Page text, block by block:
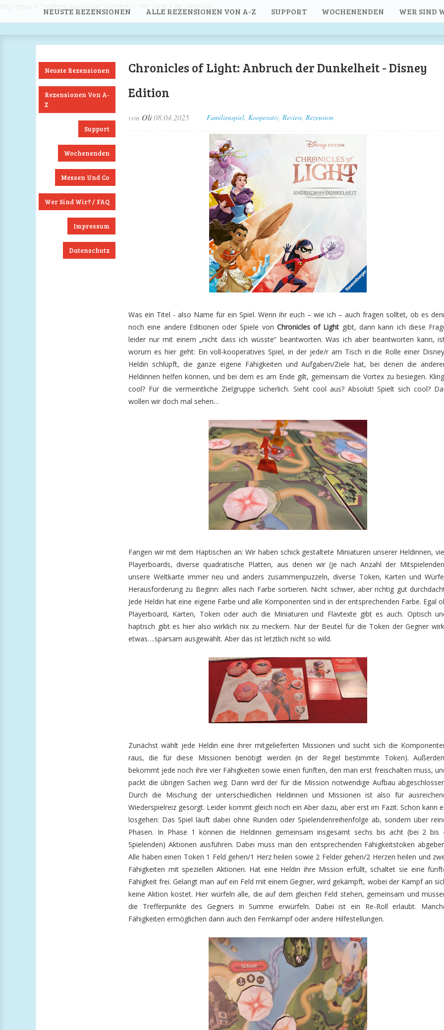
NEUSTE REZENSIONEN ALLE REZENSIONEN VON A-Z SUPPORT WOCHENENDEN WER SIND
Neuste Rezensionen
Rezensionen Von A-
Z
Support
Wochenenden
Messen Und Co
Wer Sind Wir? / FAQ
Impressum
Datenschutz
Chronicles of Light: Anbruch der Dunkelheit - Disney
Edition
von Oli08.04.2025 Familienspiel, Kooperativ, Review, Rezension
Was ein Titel - also Name für ein Spiel. Wenn ihr euch – wie ich – auch fragen solltet, ob es
noch eine andere Editionen oder Spiele von Chronicles of Light gibt, dann kann ich diese
leider nur mit einem „nicht dass ich wüsste“ beantworten. Was ich aber beantworten kann,
worum es hier geht: Ein voll-kooperatives Spiel, in der jede/r am Tisch in die Rolle einer
Heldin schlüpft, die ganze eigene Fähigkeiten und Aufgaben/Ziele hat, bei denen die
Heldinnen helfen können, und bei dem es am Ende gilt, gemeinsam die Vortex zu besiegen.
cool? Für die vermeintliche Zielgruppe sicherlich. Sieht cool aus? Absolut! Spielt sich cool?
wollen wir doch mal sehen…
Fangen wir mit dem Haptischen an: Wir haben schick gestaltete Miniaturen unserer Heldinnen,
Playerboards, diverse quadratische Platten, aus denen wir (je nach Anzahl der
unsere Weltkarte immer neu und anders zusammenpuzzeln, diverse Token, Karten und
Herausforderung zu Beginn: alles nach Farbe sortieren. Nicht schwer, aber richtig gut
Jede Heldin hat eine eigene Farbe und alle Komponenten sind in der entsprechenden Farbe. Egal
Playerboard, Karten, Token oder auch die Miniaturen und Flavtexte gibt es auch. Optisch
haptisch gibt es hier also wirklich nix zu meckern. Nur der Beutel für die Token der Gegner
etwas….sparsam ausgewählt. Aber das ist letztlich nicht so wild.
Zunächst wählt jede Heldin eine ihrer mitgelieferten Missionen und sucht sich die
raus, die für diese Missionen benötigt werden (in der Regel bestimmte Token).
bekommt jede noch ihre vier Fähigkeiten sowie einen fünften, den man erst freischalten muss,
packt die übrigen Sachen weg. Dann wird der für die Mission notwendige Aufbau
Durch die Mischung der unterschiedlichen Heldinnen und Missionen ist also für
Wiederspielreiz gesorgt. Leider kommt gleich noch ein Aber dazu, aber erst im Fazit. Schon kann
losgehen: Das Spiel läuft dabei ohne Runden oder Spielendenreihenfolge ab, sondern über
Phasen. In Phase 1 können die Heldinnen gemeinsam insgesamt sechs bis acht (bei 2 bis
Spielenden) Aktionen ausführen. Dabei muss man den entsprechenden Fähigkeitstoken
Alle haben einen Token 1 Feld gehen/1 Herz heilen sowie 2 Felder gehen/2 Herzen heilen und
Fähigkeiten mit speziellen Aktionen. Hat eine Heldin ihre Mission erfüllt, schaltet sie eine
Fähigkeit frei. Gelangt man auf ein Feld mit einem Gegner, wird gekämpft, wobei der Kampf an
keine Aktion kostet. Hier würfeln alle, die auf dem gleichen Feld stehen, gemeinsam und
die Trefferpunkte des Gegners in Summe erwürfeln. Dabei ist ein Re-Roll erlaubt.
Fähigkeiten ermöglichen dann auch den Fernkampf oder andere Hilfestellungen.
Instagram